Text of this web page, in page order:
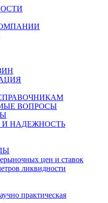
ВОПРОСЫ
И НАДЕЖНОСТЬ
цен и ставок
ликвидности
практическая